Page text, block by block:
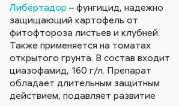
Либертадор – фунгицид, надежно
защищающий картофель от
фитофтороза листьев и клубней.
Также применяется на томатах
открытого грунта. В состав входит
циазофамид, 160 г/л. Препарат
обладает длительным защитным
действием, подавляет развитие